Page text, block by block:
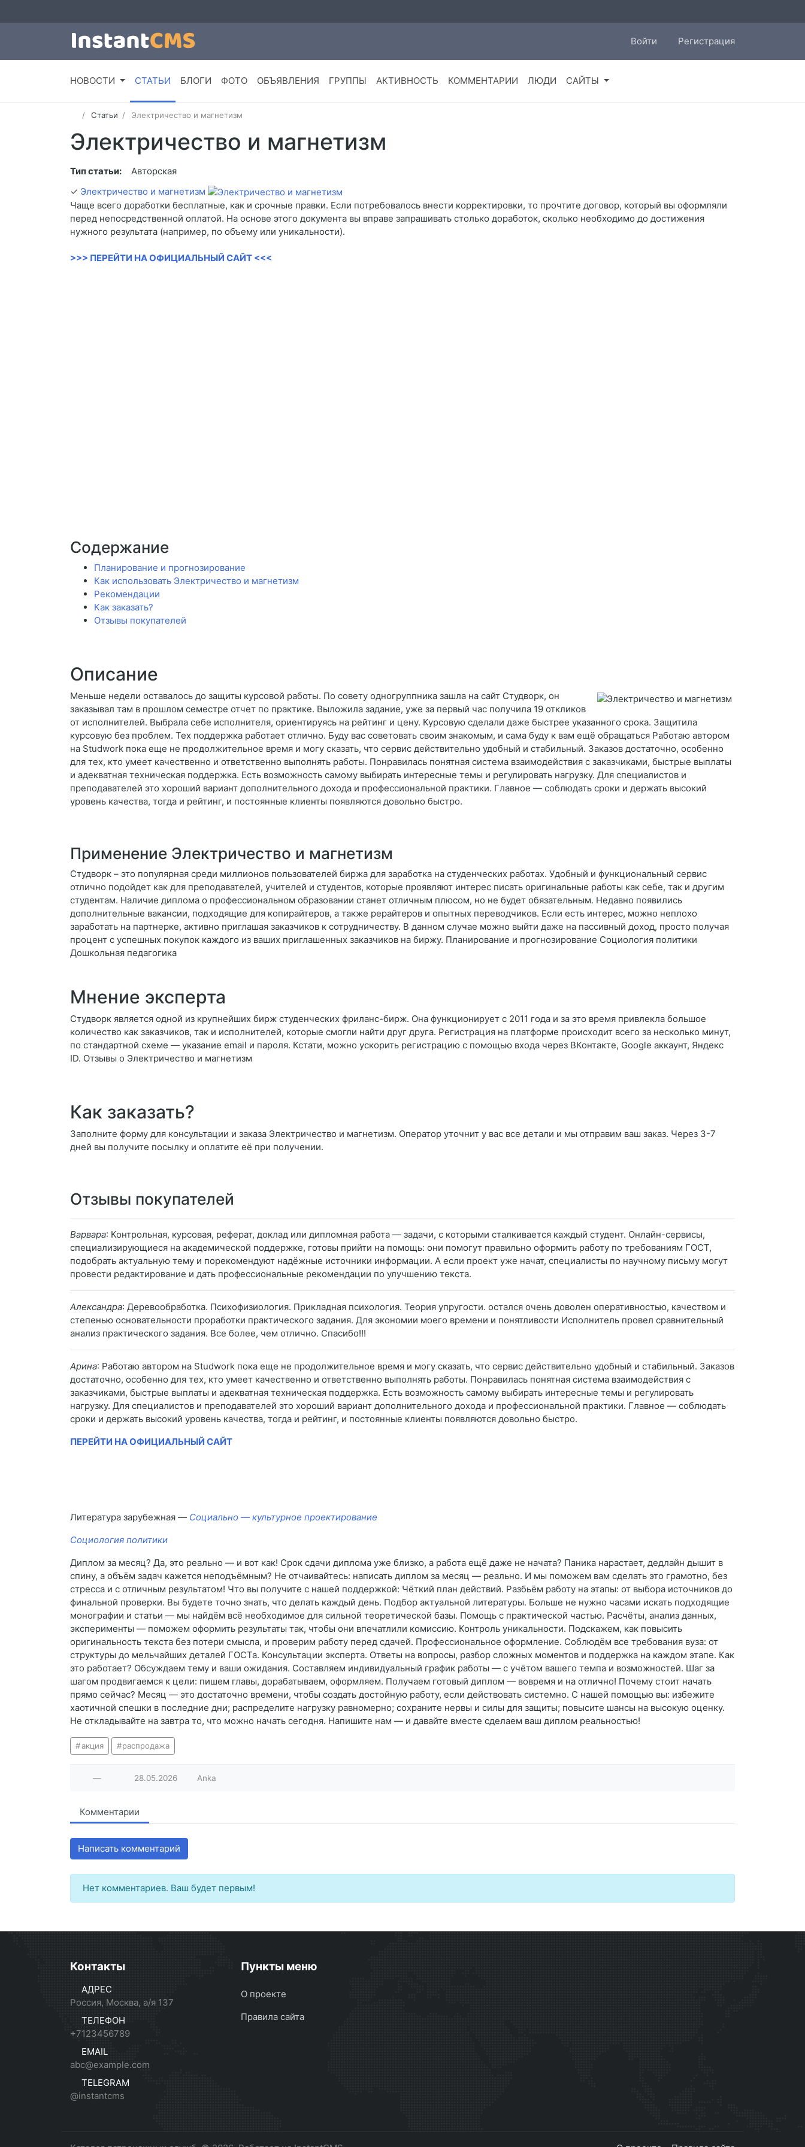
Войти Регистрация
НОВОСТИ СТАТЬИ БЛОГИ ФОТО ОБЪЯВЛЕНИЯ ГРУППЫ АКТИВНОСТЬ КОММЕНТАРИИ ЛЮДИ САЙТЫ
Статьи Электричество и магнетизм
Электричество и магнетизм
Тип статьи:
Авторская
✓ Электричество и магнетизм
Чаще всего доработки бесплатные, как и срочные правки. Если потребовалось внести корректировки, то прочтите договор, который вы оформляли
перед непосредственной оплатой. На основе этого документа вы вправе запрашивать столько доработок, сколько необходимо до достижения
нужного результата (например, по объему или уникальности).
>>> ПЕРЕЙТИ НА ОФИЦИАЛЬНЫЙ САЙТ <<<
Содержание
Планирование и прогнозирование
Как использовать Электричество и магнетизм
Рекомендации
Как заказать?
Отзывы покупателей
Описание
Меньше недели оставалось до защиты курсовой работы. По совету одногруппника зашла на сайт Студворк, он
заказывал там в прошлом семестре отчет по практике. Выложила задание, уже за первый час получила 19 откликов
от исполнителей. Выбрала себе исполнителя, ориентируясь на рейтинг и цену. Курсовую сделали даже быстрее указанного срока. Защитила
курсовую без проблем. Тех поддержка работает отлично. Буду вас советовать своим знакомым, и сама буду к вам ещё обращаться Работаю автором
на Studwork пока еще не продолжительное время и могу сказать, что сервис действительно удобный и стабильный. Заказов достаточно, особенно
для тех, кто умеет качественно и ответственно выполнять работы. Понравилась понятная система взаимодействия с заказчиками, быстрые выплаты
и адекватная техническая поддержка. Есть возможность самому выбирать интересные темы и регулировать нагрузку. Для специалистов и
преподавателей это хороший вариант дополнительного дохода и профессиональной практики. Главное — соблюдать сроки и держать высокий
уровень качества, тогда и рейтинг, и постоянные клиенты появляются довольно быстро.
Применение Электричество и магнетизм
Студворк – это популярная среди миллионов пользователей биржа для заработка на студенческих работах. Удобный и функциональный сервис
отлично подойдет как для преподавателей, учителей и студентов, которые проявляют интерес писать оригинальные работы как себе, так и другим
студентам. Наличие диплома о профессиональном образовании станет отличным плюсом, но не будет обязательным. Недавно появились
дополнительные вакансии, подходящие для копирайтеров, а также рерайтеров и опытных переводчиков. Если есть интерес, можно неплохо
заработать на партнерке, активно приглашая заказчиков к сотрудничеству. В данном случае можно выйти даже на пассивный доход, просто получая
процент с успешных покупок каждого из ваших приглашенных заказчиков на биржу. Планирование и прогнозирование Социология политики
Дошкольная педагогика
Мнение эксперта
Студворк является одной из крупнейших бирж студенческих фриланс-бирж. Она функционирует с 2011 года и за это время привлекла большое
количество как заказчиков, так и исполнителей, которые смогли найти друг друга. Регистрация на платформе происходит всего за несколько минут,
по стандартной схеме — указание email и пароля. Кстати, можно ускорить регистрацию с помощью входа через ВКонтакте, Google аккаунт, Яндекс
ID. Отзывы о Электричество и магнетизм
Как заказать?
Заполните форму для консультации и заказа Электричество и магнетизм. Оператор уточнит у вас все детали и мы отправим ваш заказ. Через 3-7
дней вы получите посылку и оплатите её при получении.
Отзывы покупателей
Варвара: Контрольная, курсовая, реферат, доклад или дипломная работа — задачи, с которыми сталкивается каждый студент. Онлайн-сервисы,
специализирующиеся на академической поддержке, готовы прийти на помощь: они помогут правильно оформить работу по требованиям ГОСТ,
подобрать актуальную тему и порекомендуют надёжные источники информации. А если проект уже начат, специалисты по научному письму могут
провести редактирование и дать профессиональные рекомендации по улучшению текста.
Александра: Деревообработка. Психофизиология. Прикладная психология. Теория упругости. остался очень доволен оперативностью, качеством и
степенью основательности проработки практического задания. Для экономии моего времени и понятливости Исполнитель провел сравнительный
анализ практического задания. Все более, чем отлично. Спасибо!!!
Арина: Работаю автором на Studwork пока еще не продолжительное время и могу сказать, что сервис действительно удобный и стабильный. Заказов
достаточно, особенно для тех, кто умеет качественно и ответственно выполнять работы. Понравилась понятная система взаимодействия с
заказчиками, быстрые выплаты и адекватная техническая поддержка. Есть возможность самому выбирать интересные темы и регулировать
нагрузку. Для специалистов и преподавателей это хороший вариант дополнительного дохода и профессиональной практики. Главное — соблюдать
сроки и держать высокий уровень качества, тогда и рейтинг, и постоянные клиенты появляются довольно быстро.
ПЕРЕЙТИ НА ОФИЦИАЛЬНЫЙ САЙТ
Литература зарубежная — Социально — культурное проектирование
Социология политики
Диплом за месяц? Да, это реально — и вот как! Срок сдачи диплома уже близко, а работа ещё даже не начата? Паника нарастает, дедлайн дышит в
спину, а объём задач кажется неподъёмным? Не отчаивайтесь: написать диплом за месяц — реально. И мы поможем вам сделать это грамотно, без
стресса и с отличным результатом! Что вы получите с нашей поддержкой: Чёткий план действий. Разбьём работу на этапы: от выбора источников до
финальной проверки. Вы будете точно знать, что делать каждый день. Подбор актуальной литературы. Больше не нужно часами искать подходящие
монографии и статьи — мы найдём всё необходимое для сильной теоретической базы. Помощь с практической частью. Расчёты, анализ данных,
эксперименты — поможем оформить результаты так, чтобы они впечатлили комиссию. Контроль уникальности. Подскажем, как повысить
оригинальность текста без потери смысла, и проверим работу перед сдачей. Профессиональное оформление. Соблюдём все требования вуза: от
структуры до мельчайших деталей ГОСТа. Консультации эксперта. Ответы на вопросы, разбор сложных моментов и поддержка на каждом этапе. Как
это работает? Обсуждаем тему и ваши ожидания. Составляем индивидуальный график работы — с учётом вашего темпа и возможностей. Шаг за
шагом продвигаемся к цели: пишем главы, дорабатываем, оформляем. Получаем готовый диплом — вовремя и на отлично! Почему стоит начать
прямо сейчас? Месяц — это достаточно времени, чтобы создать достойную работу, если действовать системно. С нашей помощью вы: избежите
хаотичной спешки в последние дни; распределите нагрузку равномерно; сохраните нервы и силы для защиты; повысите шансы на высокую оценку.
Не откладывайте на завтра то, что можно начать сегодня. Напишите нам — и давайте вместе сделаем ваш диплом реальностью!
акция распродажа
— 28.05.2026 Anka
Комментарии
Написать комментарий
Нет комментариев. Ваш будет первым!
Контакты
АДРЕС
Россия, Москва, а/я 137
ТЕЛЕФОН
+7123456789
EMAIL
abc@example.com
TELEGRAM
@instantcms
Пункты меню
О проекте
Правила сайта